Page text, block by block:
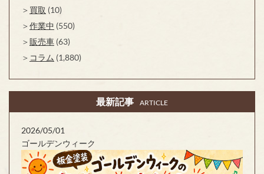
買取 (10)
作業中 (550)
販売車 (63)
コラム (1,880)
最新記事 ARTICLE
2026/05/01
ゴールデンウィーク